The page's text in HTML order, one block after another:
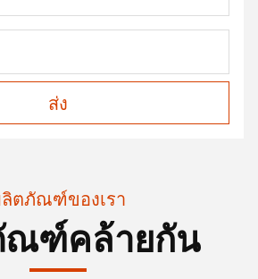
ส่ง
ตภัณฑ์ของเรา
ณฑ์คล้ายกัน